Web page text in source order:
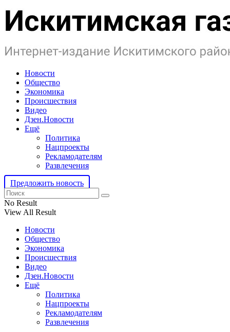
Новости
Общество
Экономика
Происшествия
Видео
Дзен.Новости
Ещё
Политика
Нацпроекты
Рекламодателям
Развлечения
Предложить новость
No Result
View All Result
Новости
Общество
Экономика
Происшествия
Видео
Дзен.Новости
Ещё
Политика
Нацпроекты
Рекламодателям
Развлечения